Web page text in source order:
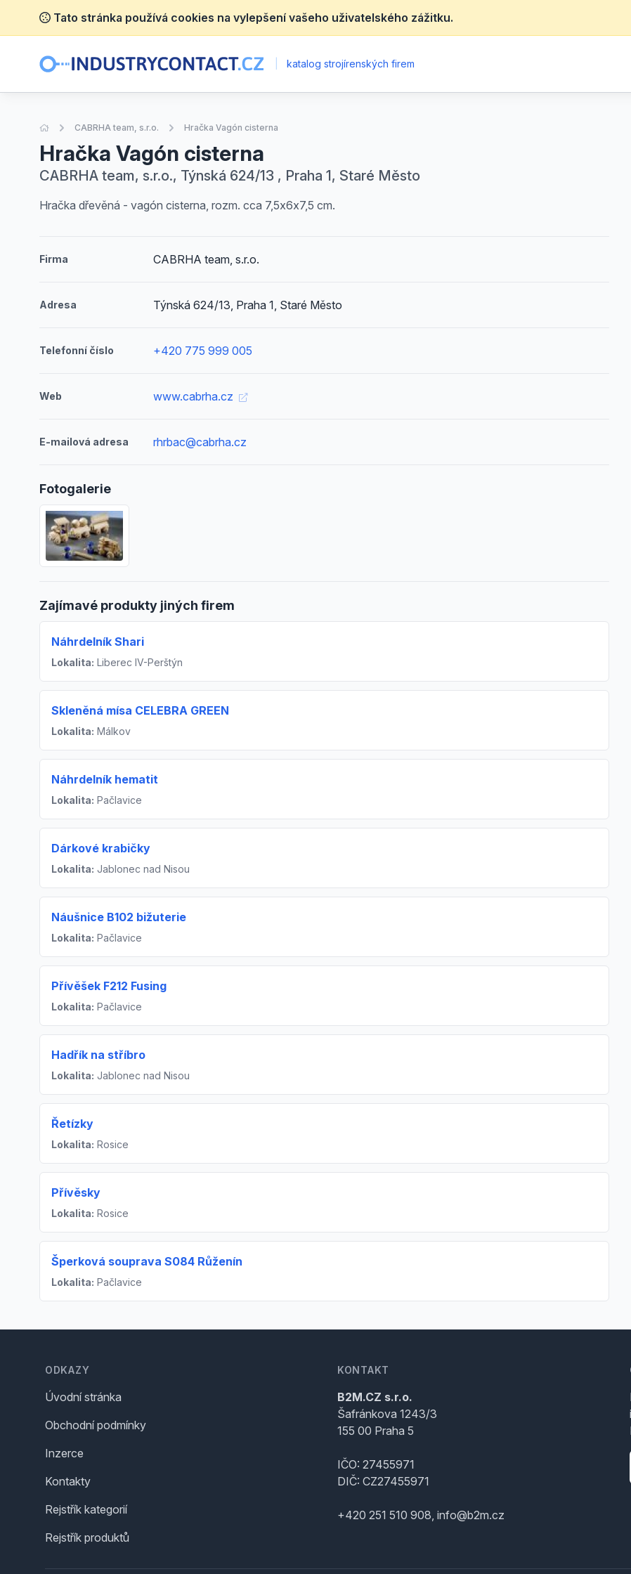
Tato stránka používá cookies na vylepšení vašeho uživatelského zážitku.
katalog strojírenských firem
Úvodní stránka
CABRHA team, s.r.o. Hračka Vagón cisterna
Hračka Vagón cisterna
CABRHA team, s.r.o., Týnská 624/13 , Praha 1, Staré Město
Hračka dřevěná - vagón cisterna, rozm. cca 7,5x6x7,5 cm.
Firma CABRHA team, s.r.o.
Adresa Týnská 624/13, Praha 1, Staré Město
Telefonní číslo +420 775 999 005
Web www.cabrha.cz
E-mailová adresa rhrbac@cabrha.cz
Fotogalerie
Zajímavé produkty jiných firem
Náhrdelník Shari
Lokalita: Liberec IV-Perštýn
Skleněná mísa CELEBRA GREEN
Lokalita: Málkov
Náhrdelník hematit
Lokalita: Pačlavice
Dárkové krabičky
Lokalita: Jablonec nad Nisou
Náušnice B102 bižuterie
Lokalita: Pačlavice
Přívěšek F212 Fusing
Lokalita: Pačlavice
Hadřík na stříbro
Lokalita: Jablonec nad Nisou
Řetízky
Lokalita: Rosice
Přívěsky
Lokalita: Rosice
Šperková souprava S084 Růženín
Lokalita: Pačlavice
ODKAZY
Úvodní stránka
Obchodní podmínky
Inzerce
Kontakty
Rejstřík kategorií
Rejstřík produktů
KONTAKT
B2M.CZ s.r.o.
Šafránkova 1243/3
155 00 Praha 5
IČO: 27455971
DIČ: CZ27455971
+420 251 510 908, info@b2m.cz